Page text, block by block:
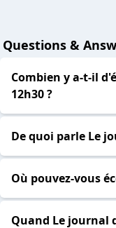
Questions &
Combien y a-t-il
12h30 ?
De quoi parle Le
Où pouvez-vous
Quand Le journal